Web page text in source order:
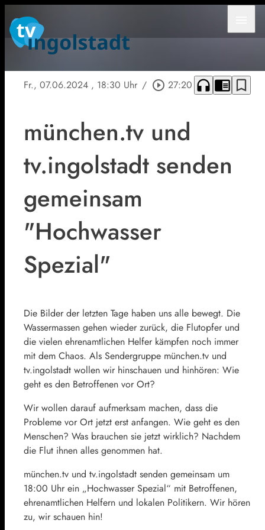
Fr., 07.06.2024 , 18:30 Uhr / play_circle_outline 27:20 headphones chrome_reader_mode bookmark_border
münchen.tv und
tv.ingolstadt senden
gemeinsam
"Hochwasser
Spezial"
Die Bilder der letzten Tage haben uns alle bewegt. Die
Wassermassen gehen wieder zurück, die Flutopfer und
die vielen ehrenamtlichen Helfer kämpfen noch immer
mit dem Chaos. Als Sendergruppe münchen.tv und
tv.ingolstadt wollen wir hinschauen und hinhören: Wie
geht es den Betroffenen vor Ort?
Wir wollen darauf aufmerksam machen, dass die
Probleme vor Ort jetzt erst anfangen. Wie geht es den
Menschen? Was brauchen sie jetzt wirklich? Nachdem
die Flut ihnen alles genommen hat.
münchen.tv und tv.ingolstadt senden gemeinsam um
18:00 Uhr ein „Hochwasser Spezial“ mit Betroffenen,
ehrenamtlichen Helfern und lokalen Politikern. Wir hören
zu, wir schauen hin!